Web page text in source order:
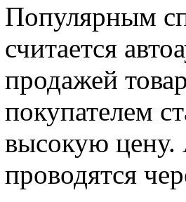
Популярным
считается
продажей
покупателем
высокую
проводятся